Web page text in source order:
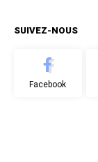
SUIVEZ-NOUS
Facebook